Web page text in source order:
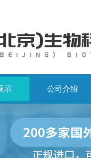
示 公司介绍